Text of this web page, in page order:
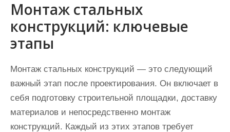
Монтаж стальных
конструкций: ключевые
этапы
Монтаж стальных конструкций — это следующий
важный этап после проектирования. Он включает в
себя подготовку строительной площадки, доставку
материалов и непосредственно монтаж
конструкций. Каждый из этих этапов требует